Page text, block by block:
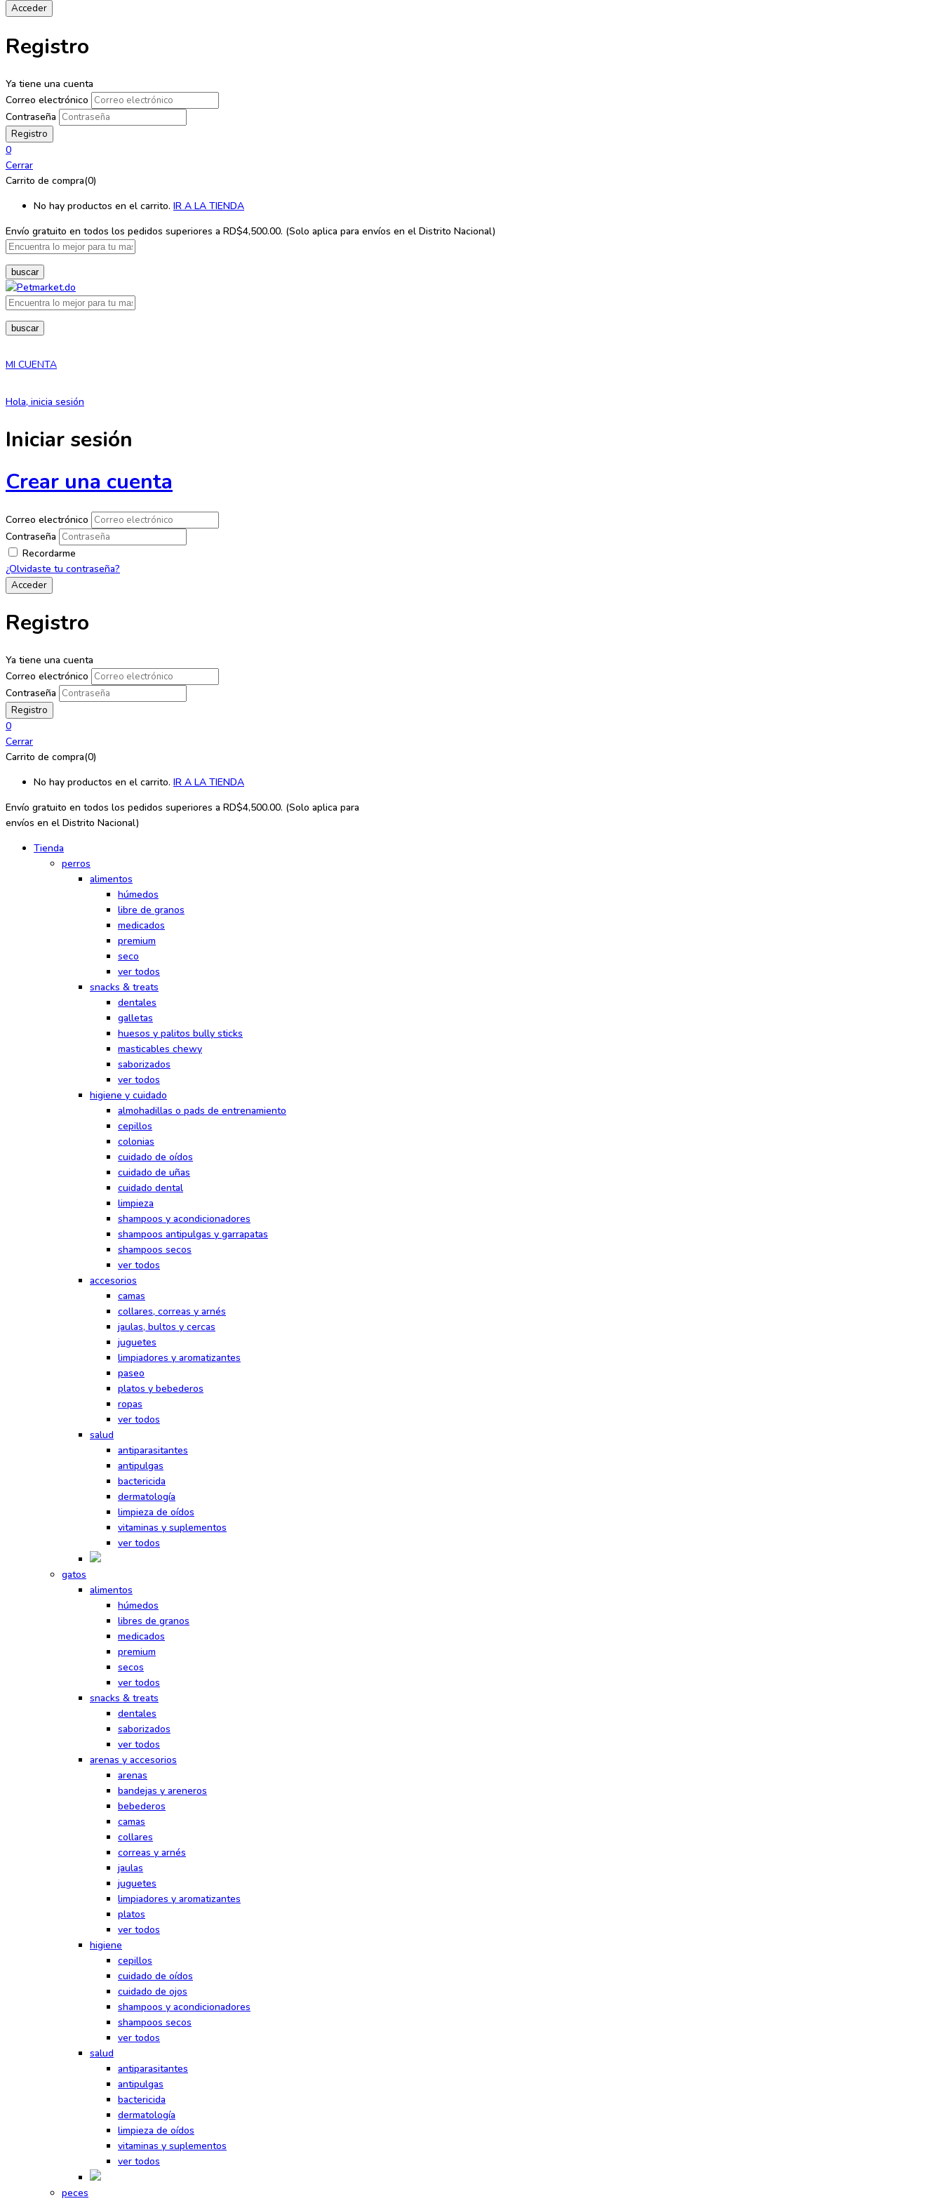
Registro
Ya tiene una cuenta
Correo electrónico
Contraseña
0
Cerrar
Carrito de compra(0)
No hay productos en el carrito. IR A LA TIENDA
Envío gratuito en todos los pedidos superiores a RD$4,500.00. (Solo aplica para envíos en el Distrito Nacional)
buscar
buscar
MI CUENTA
Hola, inicia sesión
Iniciar sesión
Crear una cuenta
Correo electrónico
Contraseña
Recordarme
¿Olvidaste tu contraseña?
Registro
Ya tiene una cuenta
Correo electrónico
Contraseña
0
Cerrar
Carrito de compra(0)
No hay productos en el carrito. IR A LA TIENDA
Envío gratuito en todos los pedidos superiores a RD$4,500.00. (Solo aplica para
envíos en el Distrito Nacional)
Tienda
perros
alimentos
húmedos
libre de granos
medicados
premium
seco
ver todos
snacks & treats
dentales
galletas
huesos y palitos bully sticks
masticables chewy
saborizados
ver todos
higiene y cuidado
almohadillas o pads de entrenamiento
cepillos
colonias
cuidado de oídos
cuidado de uñas
cuidado dental
limpieza
shampoos y acondicionadores
shampoos antipulgas y garrapatas
shampoos secos
ver todos
accesorios
camas
collares, correas y arnés
jaulas, bultos y cercas
juguetes
limpiadores y aromatizantes
paseo
platos y bebederos
ropas
ver todos
salud
antiparasitantes
antipulgas
bactericida
dermatología
limpieza de oídos
vitaminas y suplementos
ver todos
gatos
alimentos
húmedos
libres de granos
medicados
premium
secos
ver todos
snacks & treats
dentales
saborizados
ver todos
arenas y accesorios
arenas
bandejas y areneros
bebederos
camas
collares
correas y arnés
jaulas
juguetes
limpiadores y aromatizantes
platos
ver todos
higiene
cepillos
cuidado de oídos
cuidado de ojos
shampoos y acondicionadores
shampoos secos
ver todos
salud
antiparasitantes
antipulgas
bactericida
dermatología
limpieza de oídos
vitaminas y suplementos
ver todos
peces